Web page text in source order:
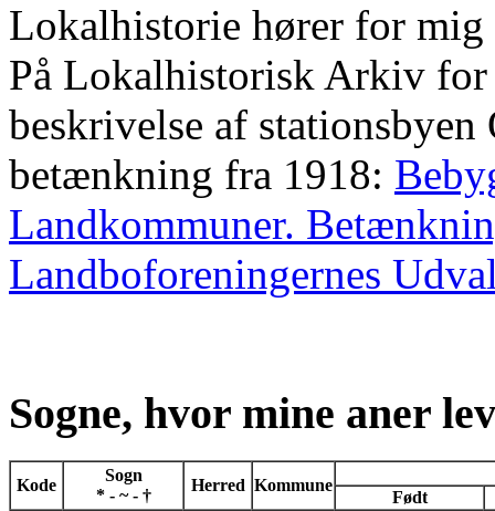
Lokalhistorie hører for
På Lokalhistorisk Arkiv
beskrivelse af
betænkning fra 1918:
Landkommuner.
Landboforeningernes
Sogne, hvor mine aner
Kode
Sogn
* - ~ - †
Herred Kommune
Født